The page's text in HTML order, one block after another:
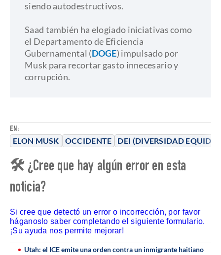
EN:
ELON MUSK OCCIDENTE DEI (DIVERSIDAD
siendo autodestructivos.
​Saad también ha elogiado iniciativas como
el Departamento de Eficiencia
Gubernamental (DOGE) impulsado por
Musk para recortar gasto innecesario y
corrupción.
🛠 ¿Cree que hay algún error en esta
noticia?
Si cree que detectó un error o incorrección, por favor
háganoslo saber completando el siguiente formulario.
¡Su ayuda nos permite mejorar!
Utah: el ICE emite una orden contra un inmigrante haitiano